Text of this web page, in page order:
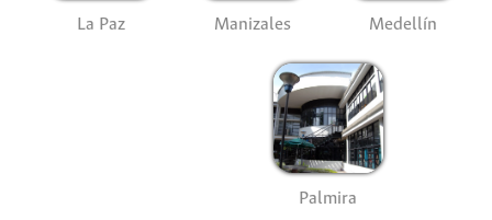
La Paz Manizales Medellín
Palmira